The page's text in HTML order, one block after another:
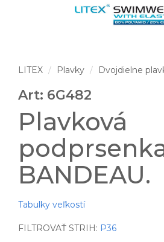
LITEX Plavky Dvojdielne
Art: 6G482
Plavková
BANDEAU.
Tabulky veľkostí
FILTROVAŤ STRIH: P36